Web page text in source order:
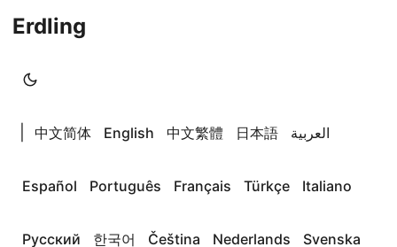
Erdling
中文简体 English 中文繁體 日本語 العربية
Español Português Français Türkçe Italiano
Русский 한국어 Čeština Nederlands Svenska